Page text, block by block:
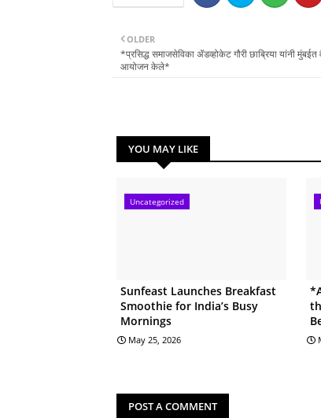
OLDER
*प्रसिद्ध समाजसेविका ॲडव्होकेट गौरी छाब्रिया यांनी मुंबईत
आयोजन केले*
YOU MAY LIKE
Uncategorized
Sunfeast Launches Breakfast
Smoothie for India’s Busy
Mornings
May 25, 2026
POST A COMMENT